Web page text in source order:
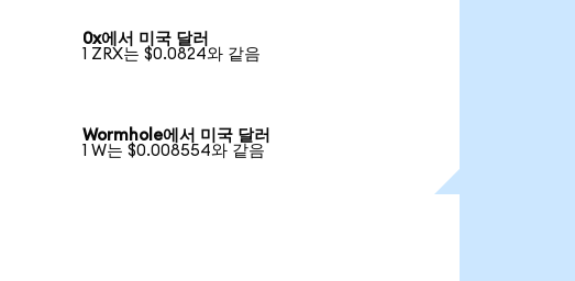
0x에서 미국 달러
1 ZRX는 $0.0824와 같음
Wormhole에서 미국 달러
1 W는 $0.008554와 같음